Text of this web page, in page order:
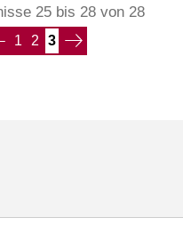
25 bis 28 von 28
1 2 3